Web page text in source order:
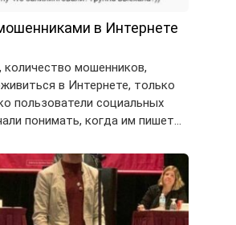
в Интернете
мошенников,
в Интернете, только
пользователи социальных
понимать, когда им пишет…